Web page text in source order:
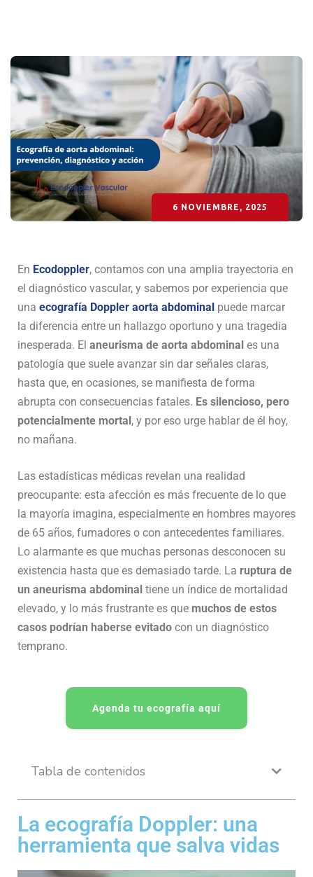
6 NOVIEMBRE, 2025
En Ecodoppler, contamos con una amplia trayectoria en
el diagnóstico vascular, y sabemos por experiencia que
una ecografía Doppler aorta abdominal puede marcar
la diferencia entre un hallazgo oportuno y una tragedia
inesperada. El aneurisma de aorta abdominal es una
patología que suele avanzar sin dar señales claras,
hasta que, en ocasiones, se manifiesta de forma
abrupta con consecuencias fatales. Es silencioso, pero
potencialmente mortal , y por eso urge hablar de él hoy,
no mañana.
Las estadísticas médicas revelan una realidad
preocupante: esta afección es más frecuente de lo que
la mayoría imagina, especialmente en hombres mayores
de 65 años, fumadores o con antecedentes familiares.
Lo alarmante es que muchas personas desconocen su
existencia hasta que es demasiado tarde. La ruptura de
un aneurisma abdominal tiene un índice de mortalidad
elevado, y lo más frustrante es que muchos de estos
casos podrían haberse evitado con un diagnóstico
temprano.
Agenda tu ecografía aquí
Tabla de contenidos
La ecografía Doppler: una
herramienta que salva vidas